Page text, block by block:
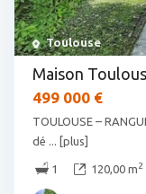
Toulouse
Maison
499 000 €
TOULOUSE –
dé ... [plus]
1 120,00 m2